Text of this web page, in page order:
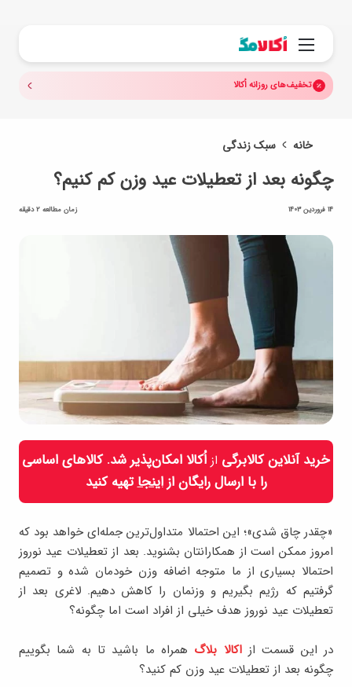
منو
تخفیف‌های روزانه اُکالا
خانه سبک زندگی
چگونه بعد از تعطیلات عید وزن کم کنیم؟
14 فروردین 1403 زمان مطالعه 2 دقیقه
خرید آنلاین کالابرگی از اُکالا امکان‌پذیر شد. کالاهای اساسی
را با ارسال رایگان ازاینجاتهیه کنید
«چقدر چاق شدی»؛ این احتمالا متداول‌ترین جمله‌ای خواهد بود که
امروز ممکن است از همکارانتان بشنوید. بعد از تعطیلات عید نوروز
احتمالا بسیاری از ما متوجه اضافه وزن خودمان شده و تصمیم
گرفتیم که رژیم بگیریم و وزنمان را کاهش دهیم. لاغری بعد از
تعطیلات عید نوروز هدف خیلی از افراد است اما چگونه؟
در این قسمت ازاکالا بلاگ همراه ما باشید تا به شما بگوییم
چگونه بعد از تعطیلات عید وزن کم کنید؟